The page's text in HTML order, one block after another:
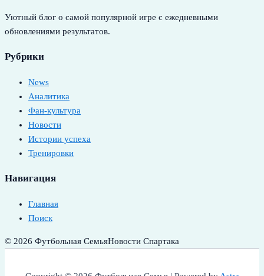
Уютный блог о самой популярной игре с ежедневными
обновлениями результатов.
Рубрики
News
Аналитика
Фан-культура
Новости
Истории успеха
Тренировки
Навигация
Главная
Поиск
© 2026 Футбольная СемьяНовости Спартака